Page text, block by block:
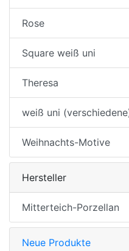
Rose
Square weiß uni
Theresa
weiß uni
Weihnachts-Motive
Hersteller
Mitterteich-Porzellan
Neue Produkte